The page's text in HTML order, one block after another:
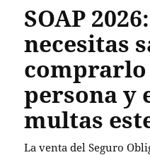
SOAP
necesitas
comprarlo
persona y
multas
La venta del Seguro